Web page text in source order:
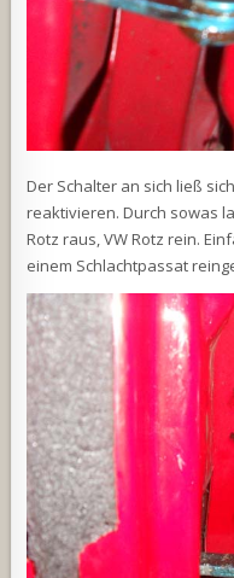
Der Schalter an sich ließ
reaktivieren. Durch sowas
Rotz raus, VW Rotz rein.
einem Schlachtpassat